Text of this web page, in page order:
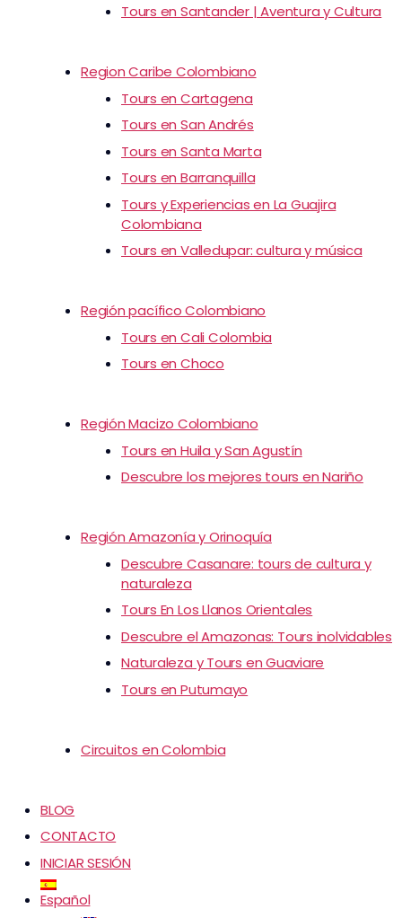
Tours en Santander | Aventura y Cultura
Region Caribe Colombiano
Tours en Cartagena
Tours en San Andrés
Tours en Santa Marta
Tours en Barranquilla
Tours y Experiencias en La Guajira
Colombiana
Tours en Valledupar: cultura y música
Región pacífico Colombiano
Tours en Cali Colombia
Tours en Choco
Región Macizo Colombiano
Tours en Huila y San Agustín
Descubre los mejores tours en Nariño
Región Amazonía y Orinoquía
Descubre Casanare: tours de cultura y
naturaleza
Tours En Los Llanos Orientales
Descubre el Amazonas: Tours inolvidables
Naturaleza y Tours en Guaviare
Tours en Putumayo
Circuitos en Colombia
BLOG
CONTACTO
INICIAR SESIÓN
Español